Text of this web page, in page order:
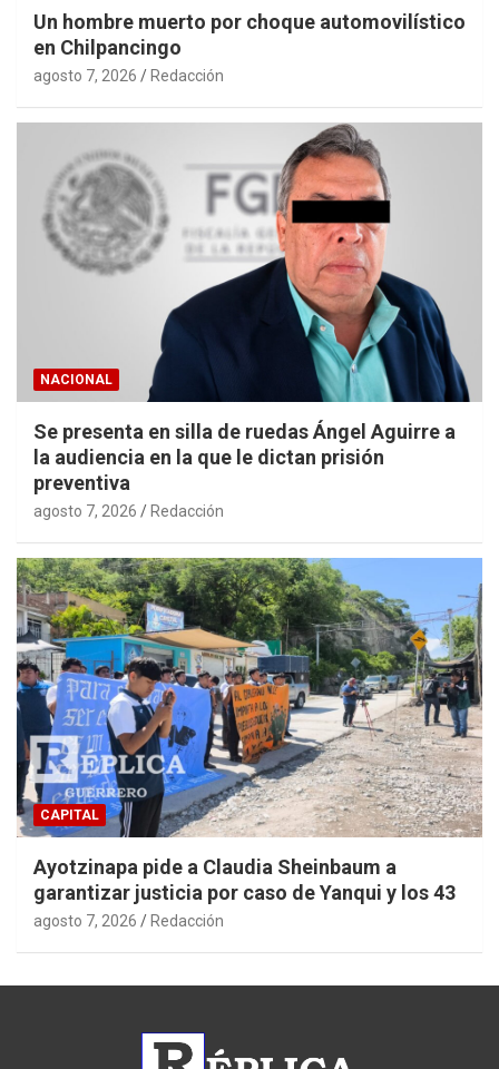
Un hombre muerto por choque automovilístico
en Chilpancingo
agosto 7, 2026 Redacción
NACIONAL
Se presenta en silla de ruedas Ángel Aguirre a
la audiencia en la que le dictan prisión
preventiva
agosto 7, 2026 Redacción
CAPITAL
Ayotzinapa pide a Claudia Sheinbaum a
garantizar justicia por caso de Yanqui y los 43
agosto 7, 2026 Redacción